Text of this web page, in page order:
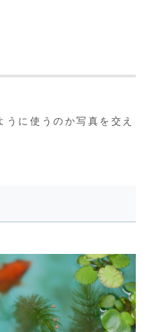
に使うのか写真を交え